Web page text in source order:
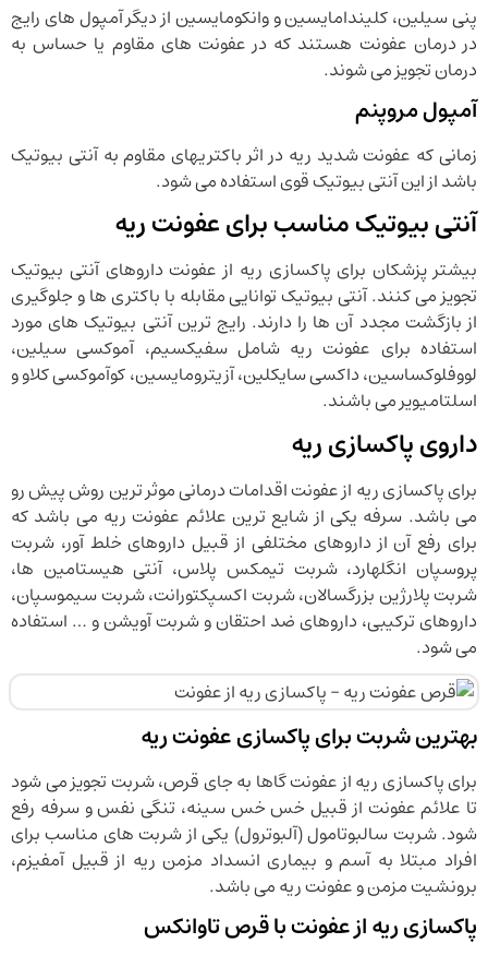
پنی سیلین، کلیندامایسین و وانکومایسین از دیگر آمپول های رایج
در درمان عفونت هستند که در عفونت های مقاوم یا حساس به
درمان تجویز می شوند.
آمپول مروپنم
زمانی که عفونت شدید ریه در اثر باکتریهای مقاوم به آنتی بیوتیک
باشد از این آنتی بیوتیک قوی استفاده می شود.
آنتی بیوتیک مناسب برای عفونت ریه
بیشتر پزشکان برای پاکسازی ریه از عفونت داروهای آنتی بیوتیک
تجویز می کنند. آنتی بیوتیک توانایی مقابله با باکتری ها و جلوگیری
از بازگشت مجدد آن ها را دارند. رایج ترین آنتی بیوتیک های مورد
استفاده برای عفونت ریه شامل سفیکسیم، آموکسی سیلین،
لووفلوکساسین، داکسی سایکلین، آزیترومایسین، کوآموکسی کلاو و
اسلتامیویر می باشند.
داروی پاکسازی ریه
برای پاکسازی ریه از عفونت اقدامات درمانی موثر ترین روش پیش رو
می باشد. سرفه یکی از شایع ترین علائم عفونت ریه می باشد که
برای رفع آن از داروهای مختلفی از قبیل داروهای خلط آور، شربت
پروسپان انگلهارد، شربت تیمکس پلاس، آنتی هیستامین ها،
شربت پلارژین بزرگسالان، شربت اکسپکتورانت، شربت سیموسپان،
داروهای ترکیبی، داروهای ضد احتقان و شربت آویشن و … استفاده
می شود.
بهترین شربت برای پاکسازی عفونت ریه
برای پاکسازی ریه از عفونت گاها به جای قرص، شربت تجویز می شود
تا علائم عفونت از قبیل خس خس سینه، تنگی نفس و سرفه رفع
شود. شربت سالبوتامول (آلبوترول) یکی از شربت های مناسب برای
افراد مبتلا به آسم و بیماری انسداد مزمن ریه از قبیل آمفیزم،
برونشیت مزمن و عفونت ریه می باشد.
پاکسازی ریه از عفونت با قرص تاوانکس